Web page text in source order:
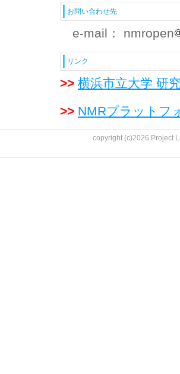
お問い合わせ先
e-mail： nmropen
リンク
>> 横浜市立大学 研
>> NMRプラット
copyright (c)2026 Project